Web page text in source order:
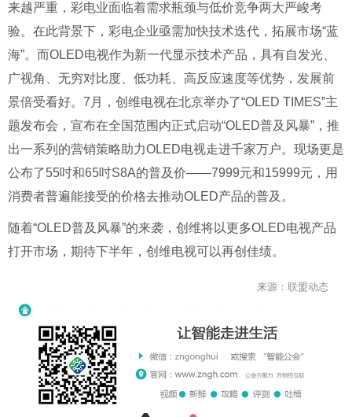
来越严重，彩电业面临着需求瓶颈与低价竞争两大严峻考
验。在此背景下，彩电企业亟需加快技术迭代，拓展市场“蓝
海”。而OLED电视作为新一代显示技术产品，具有自发光、
广视角、无穷对比度、低功耗、高反应速度等优势，发展前
景倍受看好。7月，创维电视在北京举办了“OLED TIMES”主
题发布会，宣布在全国范围内正式启动“OLED普及风暴”，推
出一系列的营销策略助力OLED电视走进千家万户。现场更是
公布了55吋和65吋S8A的普及价——7999元和15999元，用
消费者普遍能接受的价格去推动OLED产品的普及。
随着“OLED普及风暴”的来袭，创维将以更多OLED电视产品
打开市场，期待下半年，创维电视可以再创佳绩。
来源：联盟动态